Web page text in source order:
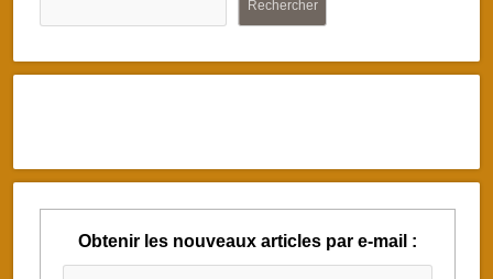
Rechercher
Obtenir les nouveaux articles par e-mail :